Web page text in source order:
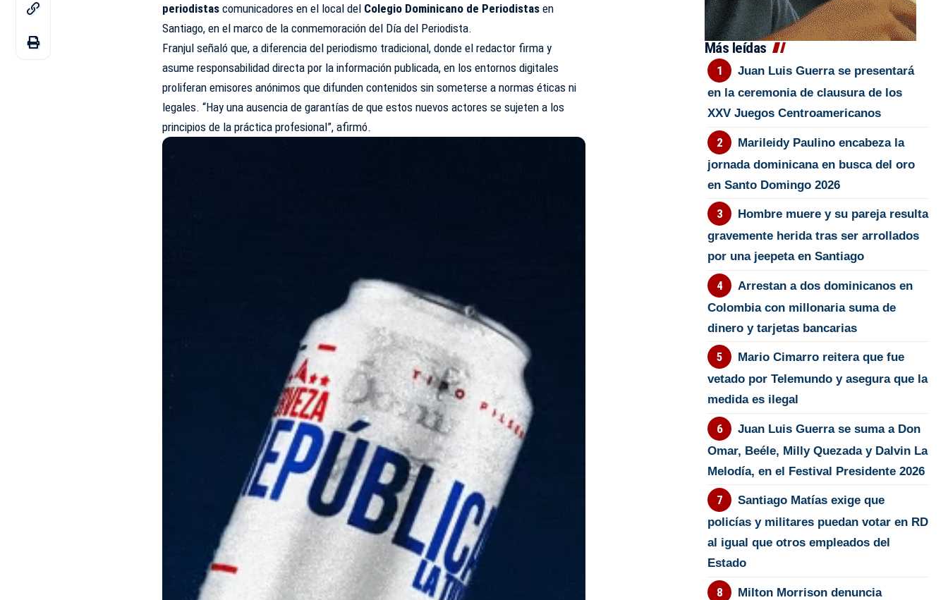
periodistascomunicadores en el local del Colegio Dominicano de Periodistas en
Santiago, en el marco de la conmemoración del Día del Periodista.
Franjul señaló que, a diferencia del periodismo tradicional, donde el redactor firma y
asume responsabilidad directa por la información publicada, en los entornos digitales
proliferan emisores anónimos que difunden contenidos sin someterse a normas éticas ni
legales. “Hay una ausencia de garantías de que estos nuevos actores se sujeten a los
principios de la práctica profesional”, afirmó.
Más leídas
Juan Luis Guerra se presentará
en la ceremonia de clausura de los
XXV Juegos Centroamericanos
Marileidy Paulino encabeza la
jornada dominicana en busca del oro
en Santo Domingo 2026
Hombre muere y su pareja resulta
gravemente herida tras ser arrollados
por una jeepeta en Santiago
Arrestan a dos dominicanos en
Colombia con millonaria suma de
dinero y tarjetas bancarias
Mario Cimarro reitera que fue
vetado por Telemundo y asegura que la
medida es ilegal
Juan Luis Guerra se suma a Don
Omar, Beéle, Milly Quezada y Dalvin La
Melodía, en el Festival Presidente 2026
Santiago Matías exige que
policías y militares puedan votar en RD
al igual que otros empleados del
Estado
Milton Morrison denuncia